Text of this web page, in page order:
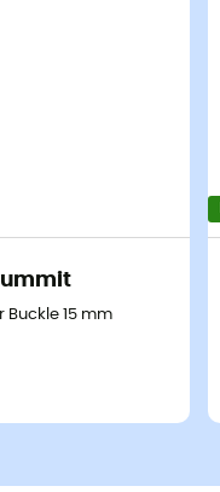
Buckle 15 mm